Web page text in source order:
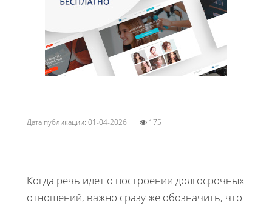
Дата публикации: 01-04-2026 175
Когда речь идет о построении долгосрочных
отношений, важно сразу же обозначить, что